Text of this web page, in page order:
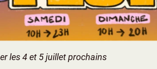
les 4 et 5 juillet prochains